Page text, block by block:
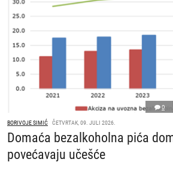
0
BORIVOJE SIMIĆ ČETVRTAK, 09. JULI 2026.
Domaća bezalkoholna pića
povećavaju učešće